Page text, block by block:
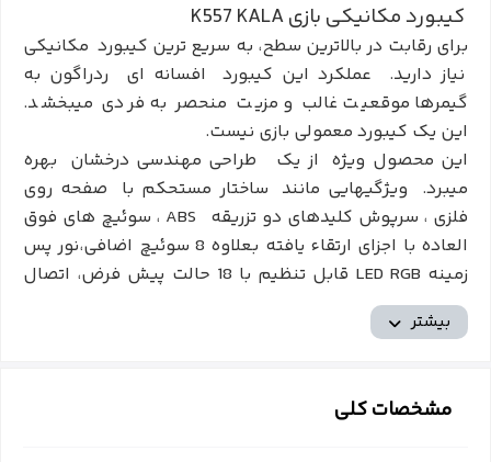
کیبورد مکانیکی بازی K557 KALA
برای رقابت در بالاترین سطح، به سریع ترین کیبورد مکانیکی
نیاز دارید. عملکرد این کیبورد افسانه ای ردراگون به
گیمرها موقعیت غالب و مزیت منحصر به فردی میبخشد.
این یک کیبورد معمولی بازی نیست.
این محصول ویژه از یک طراحی مهندسی درخشان بهره
میبرد. ویژگیهایی مانند ساختار مستحکم با صفحه روی
فلزی ، سرپوش کلیدهای دو تزریقه ABS ، سوئیچ های فوق
العاده با اجزای ارتقاء یافته بعلاوه 8 سوئیچ اضافی،نور پس
زمینه LED RGB قابل تنظیم با 18 حالت پیش فرض، اتصال
USB با روکش آبکاری طلا، و مقاومت در برابر نفوذ مایعات
آب و ...؛ عملکرد شگفت انگیز و استحکام کم مانندی را به
بیشتر
مشخصات کلی